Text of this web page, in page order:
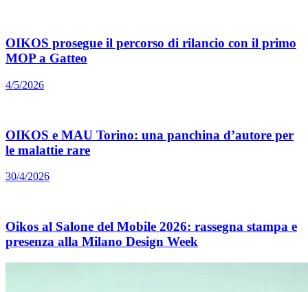
OIKOS prosegue il percorso di rilancio con il primo
MOP a Gatteo
4/5/2026
OIKOS e MAU Torino: una panchina d’autore per
le malattie rare
30/4/2026
Oikos al Salone del Mobile 2026: rassegna stampa e
presenza alla Milano Design Week